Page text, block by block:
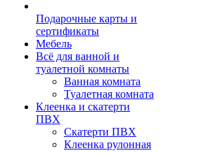
Подарочные карты и
сертификаты
Мебель
Всё для ванной и
туалетной комнаты
Ванная комната
Туалетная комната
Клеенка и скатерти
ПВХ
Скатерти ПВХ
Клеенка рулонная